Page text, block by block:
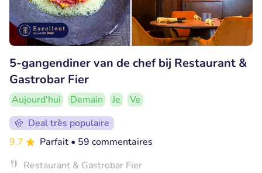
5-gangendiner van de chef bij Restaurant &
Gastrobar Fier
Aujourd'hui Demain Je
Ve
Deal très populaire
9.7
Parfait • 59 commentaires
Restaurant & Gastrobar Fier